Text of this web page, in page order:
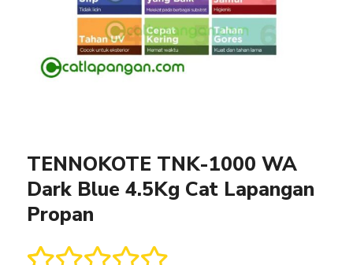
TENNOKOTE TNK-1000 WA
Dark Blue 4.5Kg Cat Lapangan
Propan